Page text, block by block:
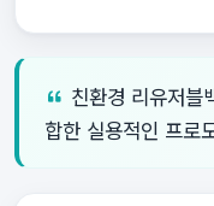
친환경 리유저블
합한 실용적인 프로